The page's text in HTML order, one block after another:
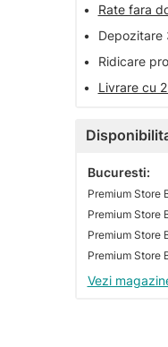
•
Rate fara
•
Depozitare
•
Ridicare
•
Livrare cu
Bucuresti:
Premium Store
Premium Store
Vezi